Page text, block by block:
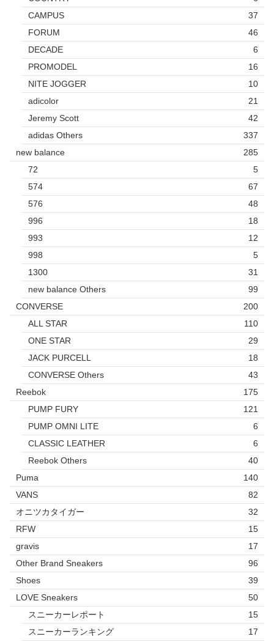
CAMPUS
37
FORUM
46
DECADE
6
PROMODEL
16
NITE JOGGER
10
adicolor
21
Jeremy Scott
42
adidas Others
337
new balance
285
72
5
574
67
576
48
996
18
993
12
998
5
1300
31
new balance Others
99
CONVERSE
200
ALL STAR
110
ONE STAR
29
JACK PURCELL
18
CONVERSE Others
43
Reebok
175
PUMP FURY
121
PUMP OMNI LITE
6
CLASSIC LEATHER
6
Reebok Others
40
Puma
140
VANS
82
オニツカタイガー
32
RFW
15
gravis
17
Other Brand Sneakers
96
Shoes
39
LOVE Sneakers
50
スニーカーレポート
15
スニーカーランキング
17